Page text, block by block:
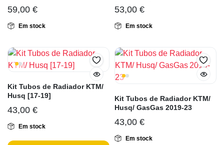
59,00 €
Em stock
53,00 €
Em stock
Kit Tubos de Radiador KTM/
Husq [17-19]
43,00 €
Em stock
Kit Tubos de Radiador KTM/
Husq/ GasGas 2019-23
43,00 €
Em stock